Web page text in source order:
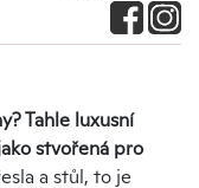
Tahle luxusní
stvořená pro
a stůl, to je